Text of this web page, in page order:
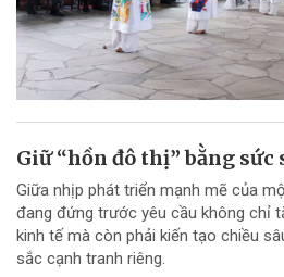
Giữ “hồn đô thị” bằng sức
Giữa nhịp phát triển mạnh mẽ của
đang đứng trước yêu cầu không chỉ
kinh tế mà còn phải kiến tạo chiều
sắc cạnh tranh riêng.